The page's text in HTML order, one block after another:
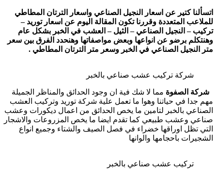
اتسألنا كتير عن اسعار النجيل الصناعي واسعار الترتان المطاطي
للملاعب المتعددة وقررنا تكون المقالة اليوم عن اسعار توريد –
تركيب – النجيل الصناعي – الثيل – العشب في الخبر بشكل عام
وهنتكلم برضو عن انواعها وبعض مواصفاتها وهنحدد الفرق بين سعر
متر النجيل الصناعي في الخبر وسعر متر الترتان المطاطي .
شركة تركيب عشب صناعي بالخبر
شركة الصفوة مما لا شك فية ان وجود الحدائق والمناظر الجميلة
مهم جدا في حياتنا وهوا ما تعمل علية شركة توريد وتركيب العشب
الصناعي بالخبر لتامين ما يخص الحدائق من اعمال ديكورات وعشب
صناعي وعشب طبيعي كما تقدم ايضا ما يخص المزروعات والاشجار
التي تظل اوراقها خضراء في فصل الصيف والشتاء وجميع انواع
الشجيرات باحجامها والوانها
تركيب عشب صناعي بالخبر